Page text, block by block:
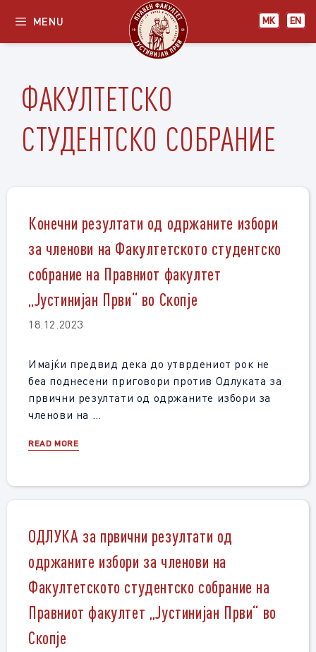
content
МК EN
MENU
ФАКУЛТЕТСКО
СТУДЕНТСКО СОБРАНИЕ
Конечни резултати од одржаните избори
за членови на Факултетското студентско
собрание на Правниот факултет
„Јустинијан Први“ во Скопје
18.12.2023
Имајќи предвид дека до утврдениот рок не
беа поднесени приговори против Одлуката за
првични резултати од одржаните избори за
членови на …
READ MORE
ОДЛУКА за првични резултати од
одржаните избори за членови на
Факултетското студентско собрание на
Правниот факултет „Јустинијан Први“ во
Скопје